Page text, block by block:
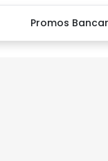
Promos